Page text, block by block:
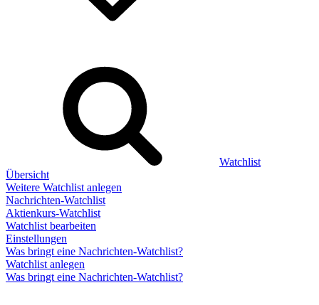
Watchlist
Übersicht
Weitere Watchlist anlegen
Nachrichten-Watchlist
Aktienkurs-Watchlist
Watchlist bearbeiten
Einstellungen
Was bringt eine Nachrichten-Watchlist?
Watchlist anlegen
Was bringt eine Nachrichten-Watchlist?